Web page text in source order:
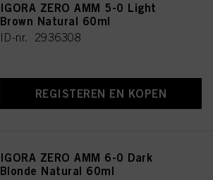
IGORA ZERO AMM 5-0 Light
Brown Natural 60ml
ID-nr. 2936308
REGISTEREN EN KOPEN
IGORA ZERO AMM 6-0 Dark
Blonde Natural 60ml